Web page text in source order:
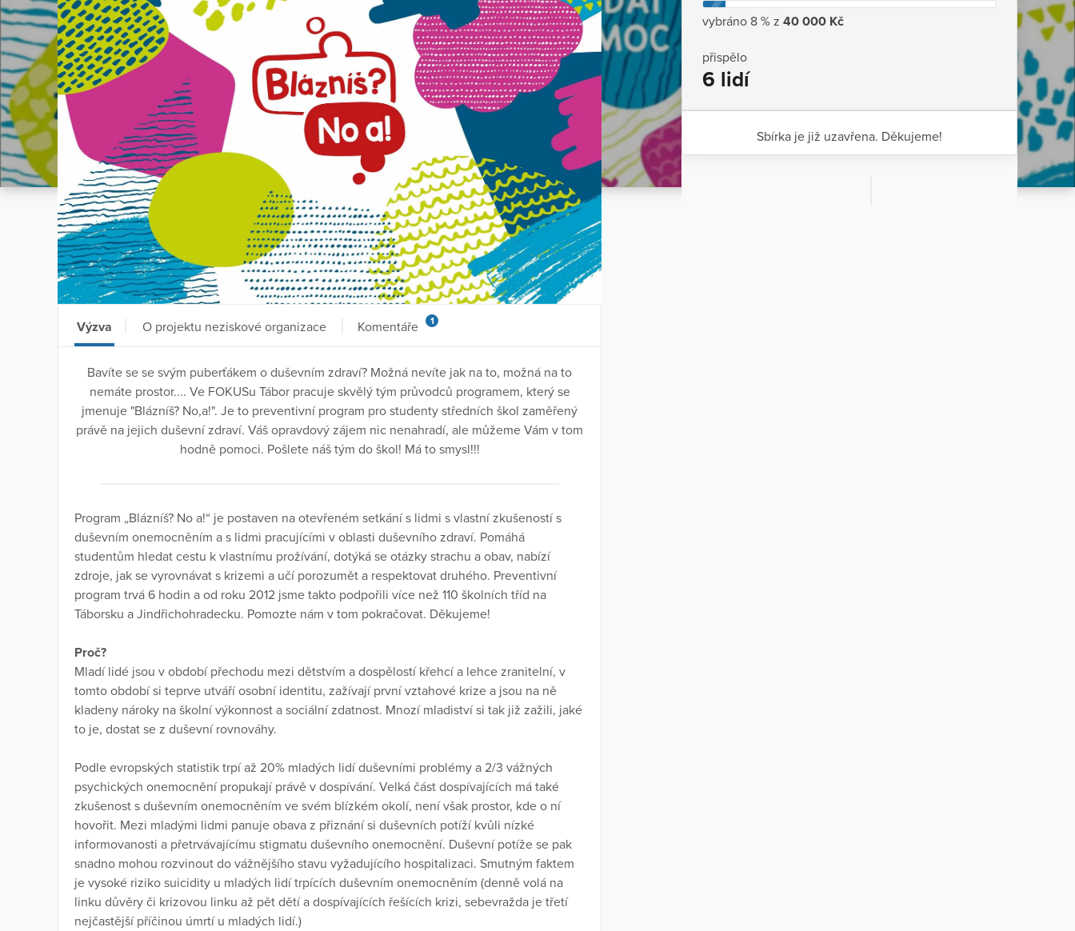
vybráno 8 % z 40 000 Kč
přispělo
6 lidí
Sbírka je již uzavřena. Děkujeme!
Výzva O projektu neziskové organizace Komentáře 1
Bavíte se se svým puberťákem o duševním zdraví? Možná nevíte jak na to, možná na to
nemáte prostor.... Ve FOKUSu Tábor pracuje skvělý tým průvodců programem, který se
jmenuje "Blázníš? No,a!". Je to preventivní program pro studenty středních škol zaměřený
právě na jejich duševní zdraví. Váš opravdový zájem nic nenahradí, ale můžeme Vám v tom
hodně pomoci. Pošlete náš tým do škol! Má to smysl!!!
Program „Blázníš? No a!“ je postaven na otevřeném setkání s lidmi s vlastní zkušeností s
duševním onemocněním a s lidmi pracujícími v oblasti duševního zdraví. Pomáhá
studentům hledat cestu k vlastnímu prožívání, dotýká se otázky strachu a obav, nabízí
zdroje, jak se vyrovnávat s krizemi a učí porozumět a respektovat druhého. Preventivní
program trvá 6 hodin a od roku 2012 jsme takto podpořili více než 110 školních tříd na
Táborsku a Jindřichohradecku. Pomozte nám v tom pokračovat. Děkujeme!
Proč?
Mladí lidé jsou v období přechodu mezi dětstvím a dospělostí křehcí a lehce zranitelní, v
tomto období si teprve utváří osobní identitu, zažívají první vztahové krize a jsou na ně
kladeny nároky na školní výkonnost a sociální zdatnost. Mnozí mladiství si tak již zažili, jaké
to je, dostat se z duševní rovnováhy.
Podle evropských statistik trpí až 20% mladých lidí duševními problémy a 2/3 vážných
psychických onemocnění propukají právě v dospívání. Velká část dospívajících má také
zkušenost s duševním onemocněním ve svém blízkém okolí, není však prostor, kde o ní
hovořit. Mezi mladými lidmi panuje obava z přiznání si duševních potíží kvůli nízké
informovanosti a přetrvávajícímu stigmatu duševního onemocnění. Duševní potíže se pak
snadno mohou rozvinout do vážnějšího stavu vyžadujícího hospitalizaci. Smutným faktem
je vysoké riziko suicidity u mladých lidí trpících duševním onemocněním (denně volá na
linku důvěry či krizovou linku až pět dětí a dospívajících řešících krizi, sebevražda je třetí
nejčastější příčinou úmrtí u mladých lidí.)